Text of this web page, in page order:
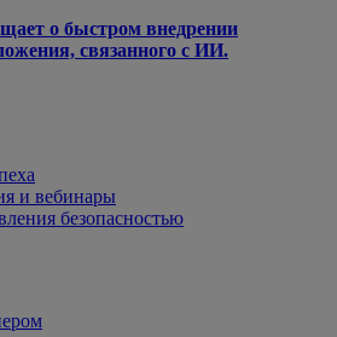
о быстром внедрении
связанного с ИИ.
и вебинары
безопасностью